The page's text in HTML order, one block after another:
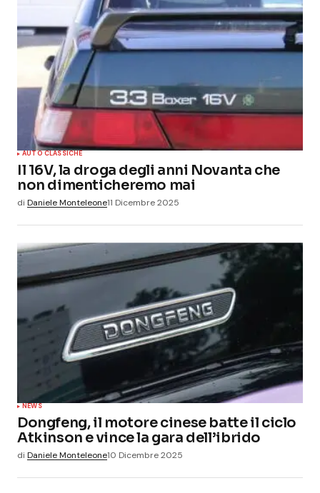
AUTO CLASSICHE
Il 16V, la droga degli anni Novanta che
non dimenticheremo mai
di Daniele Monteleone11 Dicembre 2025
NEWS
Dongfeng, il motore cinese batte il ciclo
Atkinson e vince la gara dell’ibrido
di Daniele Monteleone10 Dicembre 2025